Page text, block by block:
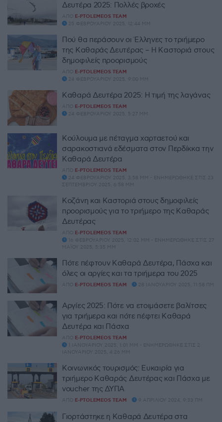
Δευτέρα 2025: Πολλές βροχές
ΑΠΌ E-PTOLEMEOS TEAM
25 ΦΕΒΡΟΥΑΡΊΟΥ 2025, 12:44 ΜΜ
Πού θα περάσουν οι Έλληνες το τριήμερο
της Καθαράς Δευτέρας – Η Καστοριά στους
δημοφιλείς προορισμούς
ΑΠΌ E-PTOLEMEOS TEAM
24 ΦΕΒΡΟΥΑΡΊΟΥ 2025, 9:00 ΜΜ
Καθαρά Δευτέρα 2025: Η τιμή της λαγάνας
ΑΠΌ E-PTOLEMEOS TEAM
24 ΦΕΒΡΟΥΑΡΊΟΥ 2025, 5:27 ΜΜ
Κούλουμα με πέταγμα χαρταετού και
σαρακοστιανά εδέσματα στον Περδίκκα την
Καθαρά Δευτέρα
ΑΠΌ E-PTOLEMEOS TEAM
24 ΦΕΒΡΟΥΑΡΊΟΥ 2025, 3:58 ΜΜ - ΕΝΗΜΕΡΏΘΗΚΕ ΣΤΙΣ 23
ΣΕΠΤΕΜΒΡΊΟΥ 2025, 6:58 ΜΜ
Κοζάνη και Καστοριά στους δημοφιλείς
προορισμούς για το τριήμερο της Καθαράς
Δευτέρας
ΑΠΌ E-PTOLEMEOS TEAM
16 ΦΕΒΡΟΥΑΡΊΟΥ 2025, 12:02 ΜΜ - ΕΝΗΜΕΡΏΘΗΚΕ ΣΤΙΣ 27
ΜΑΪ́ΟΥ 2025, 5:35 ΜΜ
Πότε πέφτουν Καθαρά Δευτέρα, Πάσχα και
όλες οι αργίες και τα τριήμερα του 2025
ΑΠΌ E-PTOLEMEOS TEAM 28 ΙΑΝΟΥΑΡΊΟΥ 2025, 11:58 ΠΜ
Αργίες 2025: Πότε να ετοιμάσετε βαλίτσες
για τριήμερα και πότε πέφτει Καθαρά
Δευτέρα και Πάσχα
ΑΠΌ E-PTOLEMEOS TEAM
1 ΙΑΝΟΥΑΡΊΟΥ 2025, 1:01 ΜΜ - ΕΝΗΜΕΡΏΘΗΚΕ ΣΤΙΣ 2
ΙΑΝΟΥΑΡΊΟΥ 2025, 4:26 ΜΜ
Κοινωνικός τουρισμός: Ευκαιρία για
τριήμερο Καθαράς Δευτέρας και Πάσχα με
voucher της ΔΥΠΑ
ΑΠΌ E-PTOLEMEOS TEAM 9 ΑΠΡΙΛΊΟΥ 2024, 9:33 ΠΜ
Γιορτάστηκε η Καθαρά Δευτέρα στα